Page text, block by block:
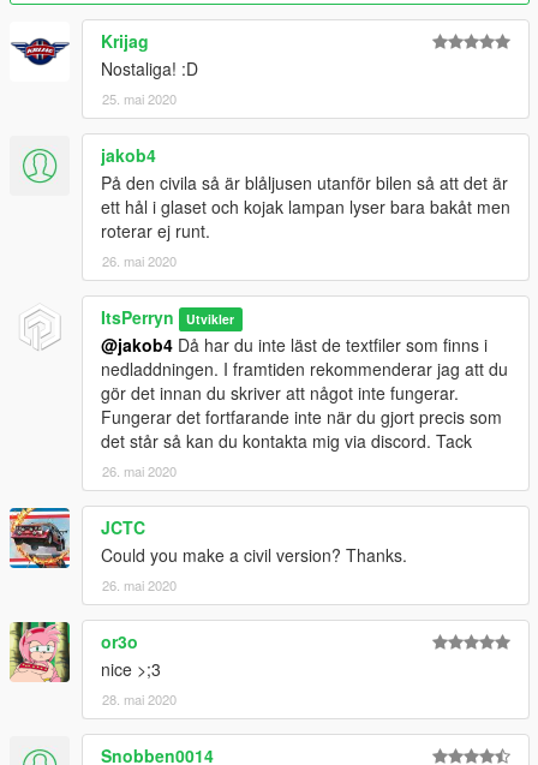
Krijag
Nostaliga! :D
25. mai 2020
jakob4
På den civila så är blåljusen utanför bilen så att det är
ett hål i glaset och kojak lampan lyser bara bakåt men
roterar ej runt.
26. mai 2020
ItsPerryn Utvikler
@jakob4 Då har du inte läst de textfiler som finns i
nedladdningen. I framtiden rekommenderar jag att du
gör det innan du skriver att något inte fungerar.
Fungerar det fortfarande inte när du gjort precis som
det står så kan du kontakta mig via discord. Tack
26. mai 2020
JCTC
Could you make a civil version? Thanks.
26. mai 2020
or3o
nice >;3
28. mai 2020
Snobben0014